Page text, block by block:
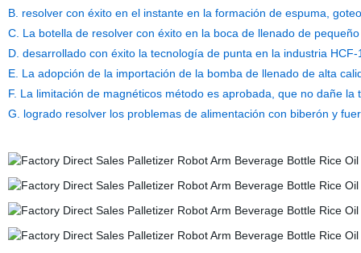
B. resolver con éxito en el instante en la formación de espuma,
C. La botella de resolver con éxito en la boca de llenado de
D. desarrollado con éxito la tecnología de punta en la industria
E. La adopción de la importación de la bomba de llenado de alta
F. La limitación de magnéticos método es aprobada, que no dañe la
G. logrado resolver los problemas de alimentación con biberón y